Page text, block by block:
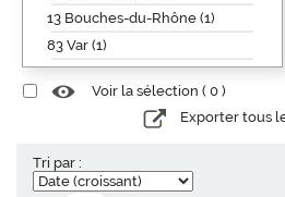
13 Bouches-du-Rhône (1)
83 Var (1)
Voir la sélection ( 0 )
Exporter tous
Tri par :